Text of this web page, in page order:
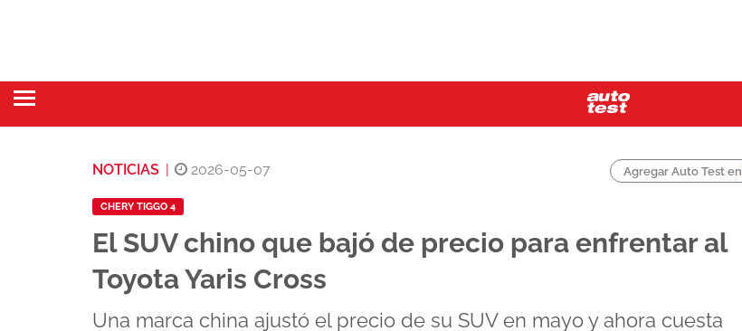
NOTICIAS 2026-05-07 Agregar Auto Test en
CHERY TIGGO 4
El SUV chino que bajó de precio para enfrentar al
Toyota Yaris Cross
Una marca china ajustó el precio de su SUV en mayo y ahora cuesta